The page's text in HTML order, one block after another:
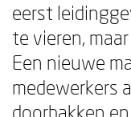
eerst
te vieren,
Een nieuwe
medewerkers
doorhakken